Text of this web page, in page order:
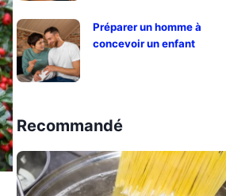
Préparer un homme à
concevoir un enfant
Recommandé